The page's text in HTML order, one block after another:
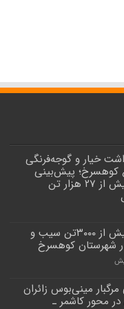
خیار و گوجه‌فرنگی
کوهسرخ؛ پیش‌بینی
تولید بیش از ۲۷ هزار تن
تولید بیش از ۳۰۰۰تن سیب و
شهرستان کوهسرخ
مرگبار مینی‌بوس زائران
در محور کاشمر ـ